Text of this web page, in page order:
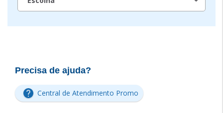
Precisa de ajuda?
Central de Atendimento Promo